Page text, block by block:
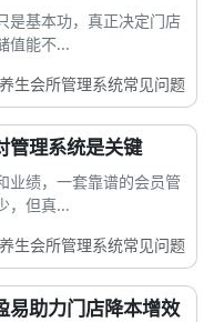
是基本功，真正决定门店
值能不...
养生会所管理系统常见问题
管理系统是关键
业绩，一套靠谱的会员管
，但真...
养生会所管理系统常见问题
易助力门店降本增效